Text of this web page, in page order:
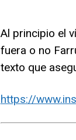
Al principio el
fuera o no
texto que
https://